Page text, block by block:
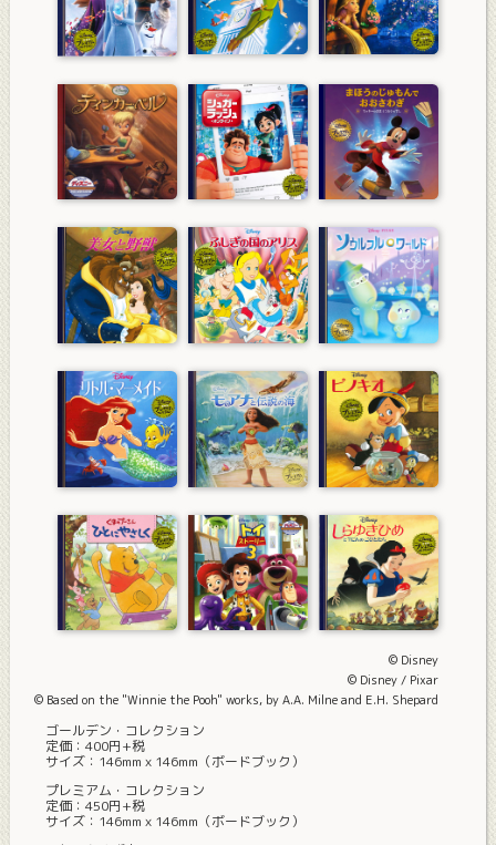
© Disney
© Disney / Pixar
© Based on the "Winnie the Pooh" works, by A.A. Milne and E.H. Shepard
ゴールデン・コレクション
定価：400円+税
サイズ：146mmｘ146mm（ボードブック）
プレミアム・コレクション
定価：450円+税
サイズ：146mmｘ146mm（ボードブック）